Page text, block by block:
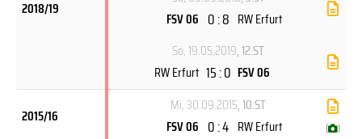
2018/19
FSV 06 0 : 8 RW Erfurt
So, 19.05.2019, 12.ST
RW Erfurt 15 : 0 FSV 06
2015/16
Mi, 30.09.2015, 10.ST
FSV 06 0 : 4 RW Erfurt ( )